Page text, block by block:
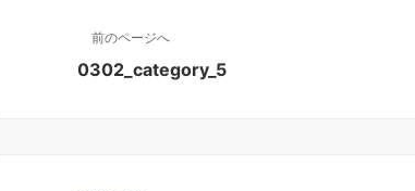
前のページへ
0302_category_5